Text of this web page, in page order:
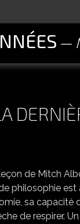
philosophie
sa capacité
de respirer.